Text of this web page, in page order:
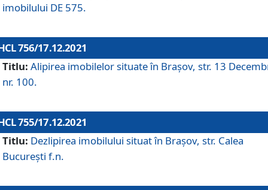
imobilului DE 575.
756/17.12.2021
Titlu: Alipirea imobilelor situate în Brașov, str. 13
nr. 100.
755/17.12.2021
Titlu: Dezlipirea imobilului situat în Brașov, str. Calea
București f.n.